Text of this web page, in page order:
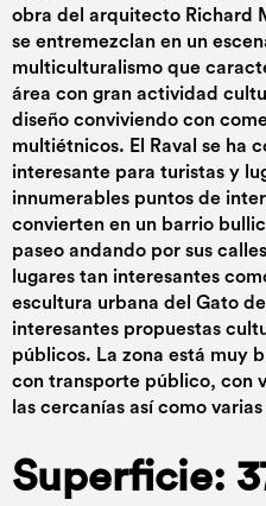
obra del arquitecto Richard
se entremezclan en un
multiculturalismo que
área con gran actividad
diseño conviviendo con
multiétnicos. El Raval se ha
interesante para turistas y
innumerables puntos de
convierten en un barrio
paseo andando por sus
lugares tan interesantes
escultura urbana del Gato
interesantes propuestas
públicos. La zona está muy
con transporte público, con
las cercanías así como
Superficie: